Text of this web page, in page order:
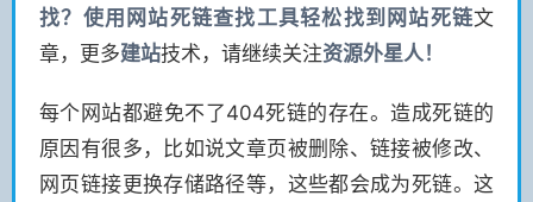
找？使用网站死链查找工具轻松找到网站死链文
章，更多建站技术，请继续关注资源外星人！
每个网站都避免不了404死链的存在。造成死链的
原因有很多，比如说文章页被删除、链接被修改、
网页链接更换存储路径等，这些都会成为死链。这